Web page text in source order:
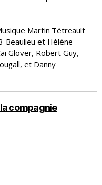
Martin Tétreault
Beaulieu et Hélène
Glover, Robert Guy,
et Danny
compagnie